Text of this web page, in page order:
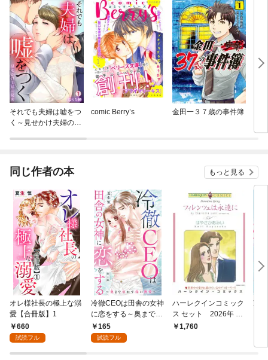
それでも夫婦は嘘をつ
く～見せかけ夫婦の秘
comic Berry’s 金田一３７歳の事件簿
同じ作者の本 もっと見る
オレ様社長の極上な溺
愛【合冊版】1
660
試読フル
冷徹CEOは田舎の女神
に恋をする～奥まで溶
かす深い熱愛～ 1
165
試読フル
ハーレクインコミック
ス セット 2026年 vo
l.916
1,760
冷